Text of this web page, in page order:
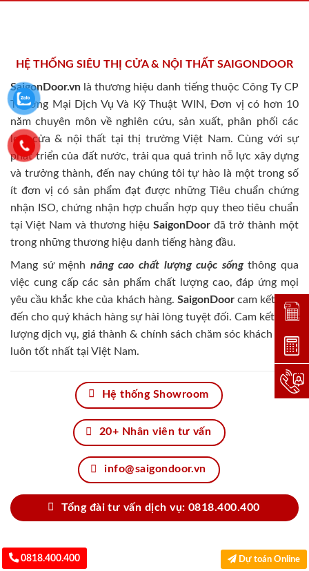
HỆ THỐNG SIÊU THỊ CỬA & NỘI THẤT SAIGONDOOR
SaigonDoor.vn là thương hiệu danh tiếng thuộc Công Ty CP
Thương Mại Dịch Vụ Và Kỹ Thuật WIN, Đơn vị có hơn 10
năm chuyên môn về nghiên cứu, sản xuất, phân phối các
loại cửa & nội thất tại thị trường Việt Nam. Cùng với sự
phát triển của đất nước, trải qua quá trình nỗ lực xây dựng
và trưởng thành, đến nay chúng tôi tự hào là một trong số
ít đơn vị có sản phẩm đạt được những Tiêu chuẩn chứng
nhận ISO, chứng nhận hợp chuẩn hợp quy theo tiêu chuẩn
tại Việt Nam và thương hiệu SaigonDoor đã trở thành một
trong những thương hiệu danh tiếng hàng đầu.
Mang sứ mệnh nâng cao chất lượng cuộc sốngthông qua
việc cung cấp các sản phẩm chất lượng cao, đáp ứng mọi
yêu cầu khắc khe của khách hàng. SaigonDoorcam kết đem
đến cho quý khách hàng sự hài lòng tuyệt đối. Cam kết chất
lượng dịch vụ, giá thành & chính sách chăm sóc khách hàng
luôn tốt nhất tại Việt Nam.
Hệ thống Showroom
20+ Nhân viên tư vấn
info@saigondoor.vn
Tổng đài tư vấn dịch vụ: 0818.400.400
0818.400.400 Dự toán Online
Đặt
Dự